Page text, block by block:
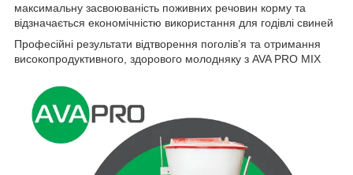
максимальну засвоюваність поживних речовин корму та
відзначається економічністю використання для годівлі свиней
Професійні результати відтворення поголів’я та отримання
високопродуктивного, здорового молодняку з AVA PRO MIX